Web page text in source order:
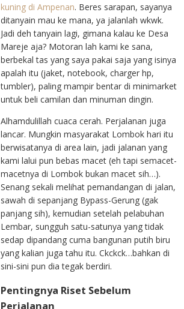
kuning di Ampenan. Beres sarapan, sayanya
ditanyain mau ke mana, ya jalanlah wkwk.
Jadi deh tanyain lagi, gimana kalau ke Desa
Mareje aja? Motoran lah kami ke sana,
berbekal tas yang saya pakai saja yang isinya
apalah itu (jaket, notebook, charger hp,
tumbler), paling mampir bentar di minimarket
untuk beli camilan dan minuman dingin.
Alhamdulillah cuaca cerah. Perjalanan juga
lancar. Mungkin masyarakat Lombok hari itu
berwisatanya di area lain, jadi jalanan yang
kami lalui pun bebas macet (eh tapi semacet-
macetnya di Lombok bukan macet sih…).
Senang sekali melihat pemandangan di jalan,
sawah di sepanjang Bypass-Gerung (gak
panjang sih), kemudian setelah pelabuhan
Lembar, sungguh satu-satunya yang tidak
sedap dipandang cuma bangunan putih biru
yang kalian juga tahu itu. Ckckck…bahkan di
sini-sini pun dia tegak berdiri.
Pentingnya Riset Sebelum
Perjalanan